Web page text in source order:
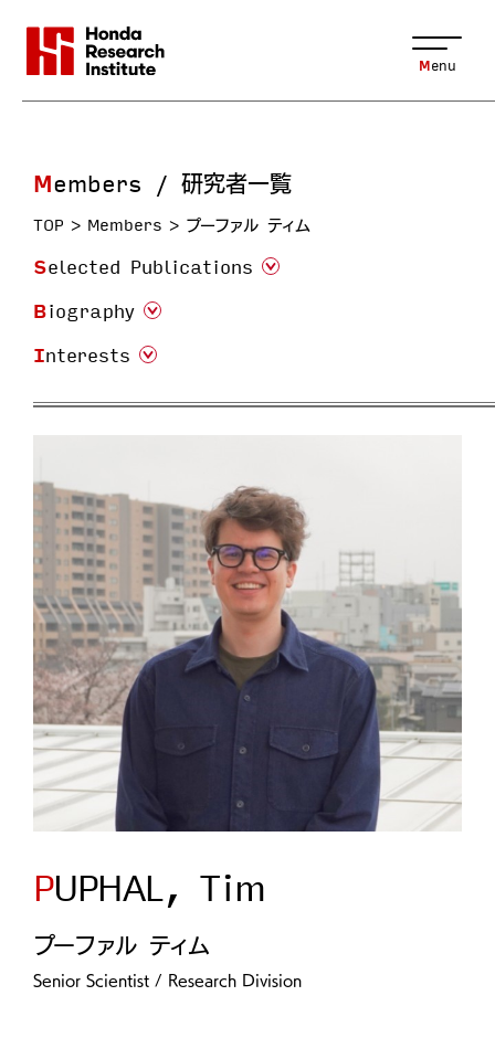
Menu
Members / 研究者一覧
TOP Members プーファル ティム
Selected Publications
Biography
Interests
PUPHAL, Tim
プーファル ティム
Senior Scientist / Research Division